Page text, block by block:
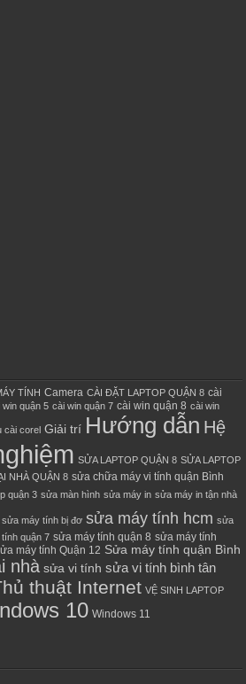
TÍNH Camera CÀI ĐẶT LAPTOP QUẬN 8 cài
win quận 5 cài win quận 7 cài win quận 8 cài win
cài corel Giải trí Hướng dẫn Hệ
SỬA LAPTOP QUẬN 8 SỬA LAPTOP
NHÀ QUẬN 8 sửa chữa máy vi tính quận Bình
quận 3 sửa màn hình sửa máy in sửa máy in tận nhà
sửa máy tính bị đơ sửa máy tính hcm sửa
quận 7 sửa máy tính quận 8 sửa máy tính
máy tính Quận 12 Sửa máy tính quận Bình
nhà sửa vi tính sửa vi tính bình tân
thuật Internet VỆ SINH LAPTOP
10 Windows 11